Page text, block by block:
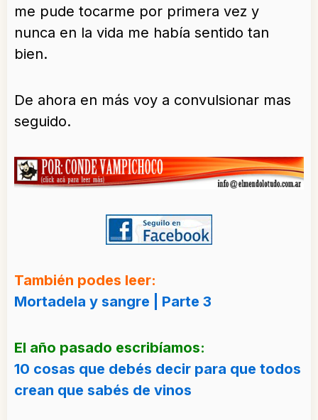
me pude tocarme por primera vez y
nunca en la vida me había sentido tan
bien.
De ahora en más voy a convulsionar mas
seguido.
También podes leer:
Mortadela y sangre | Parte 3
El año pasado escribíamos:
10 cosas que debés decir para que todos
crean que sabés de vinos